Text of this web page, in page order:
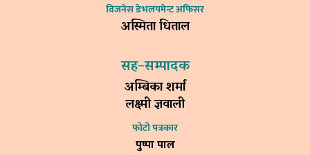
विजनेस डेभलपमेन्ट अफिसर
अस्मिता धिताल
सह–सम्पादक
अम्बिका शर्मा
लक्ष्मी ज्ञवाली
फोटो पत्रकार
पुष्पा पाल